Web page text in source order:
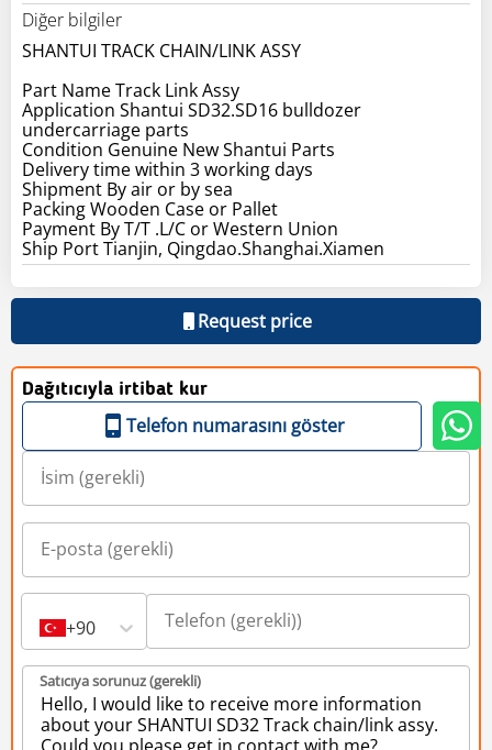
Diğer bilgiler
SHANTUI TRACK CHAIN/LINK ASSY
Part Name Track Link Assy
Application Shantui SD32.SD16 bulldozer
undercarriage parts
Condition Genuine New Shantui Parts
Delivery time within 3 working days
Shipment By air or by sea
Packing Wooden Case or Pallet
Payment By T/T .L/C or Western Union
Ship Port Tianjin, Qingdao.Shanghai.Xiamen
Request price
Dağıtıcıyla irtibat kur
Telefon numarasını göster
+90
Satıcıya sorunuz (gerekli)